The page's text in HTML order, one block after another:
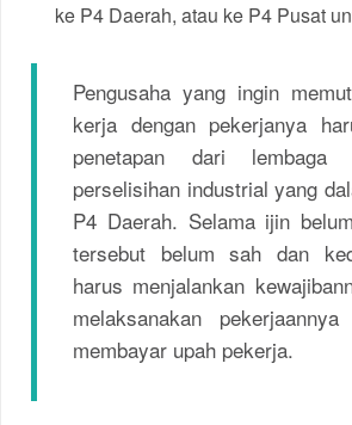
ke P4 Daerah, atau ke P4 Pusat
Pengusaha yang ingin
kerja dengan pekerjanya
penetapan dari lembaga
perselisihan industrial yang
P4 Daerah. Selama ijin
tersebut belum sah dan
harus menjalankan
melaksanakan
membayar upah pekerja.